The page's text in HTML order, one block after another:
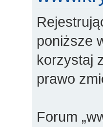
poniższe
korzystaj
prawo
Forum